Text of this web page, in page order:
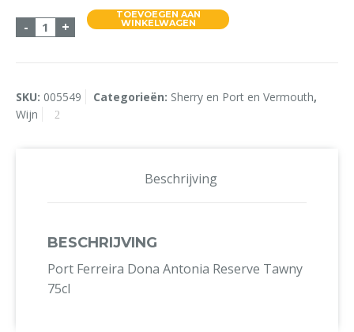
- Port Ferreira Dona Antonia Reserve Tawny 75cl
+
TOEVOEGEN AAN
WINKELWAGEN
SKU: 005549 Categorieën: Sherry en Port en Vermouth,
Wijn
Beschrijving
BESCHRIJVING
Port Ferreira Dona Antonia Reserve Tawny
75cl